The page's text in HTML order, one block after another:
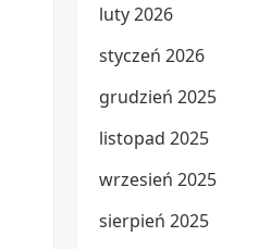
luty 2026
styczeń 2026
grudzień 2025
listopad 2025
wrzesień 2025
sierpień 2025